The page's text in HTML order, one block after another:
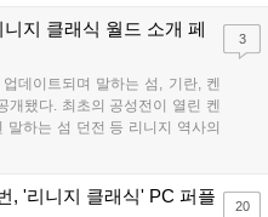
지 클래식 월드 소개 페
데이트되며 말하는 섬, 기란, 켄
개됐다. 최초의 공성전이 열린 켄
말하는 섬 던전 등 리니지 역사의
자극하며 기대감을 높인다....
3
, '리니지 클래식' PC 퍼플
20